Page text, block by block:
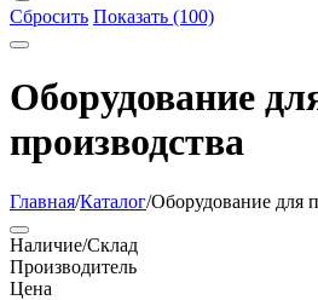
Сбросить Показать (100)
Оборудование
производства
Главная/Каталог/Оборудование для
Наличие/Склад
Производитель
Цена